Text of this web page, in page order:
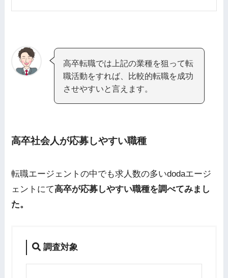
高卒転職では上記の業種を狙って転
職活動をすれば、比較的転職を成功
させやすいと言えます。
高卒社会人が応募しやすい職種
転職エージェントの中でも求人数の多いdodaエージ
ェントにて高卒が応募しやすい職種を調べてみまし
た。
調査対象